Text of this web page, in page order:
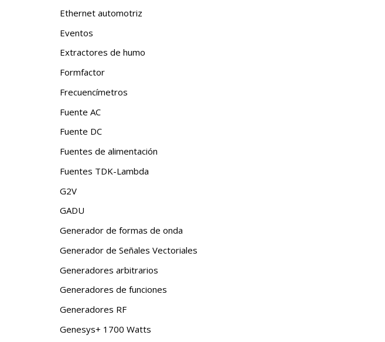
Ethernet automotriz
Eventos
Extractores de humo
Formfactor
Frecuencímetros
Fuente AC
Fuente DC
Fuentes de alimentación
Fuentes TDK-Lambda
G2V
GADU
Generador de formas de onda
Generador de Señales Vectoriales
Generadores arbitrarios
Generadores de funciones
Generadores RF
Genesys+ 1700 Watts